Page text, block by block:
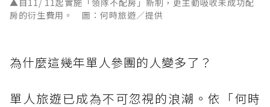
房的衍生費用。 圖：何時旅遊／提供
為什麼這幾年單人參團的人變多了？
單人旅遊已成為不可忽視的浪潮。依「何時